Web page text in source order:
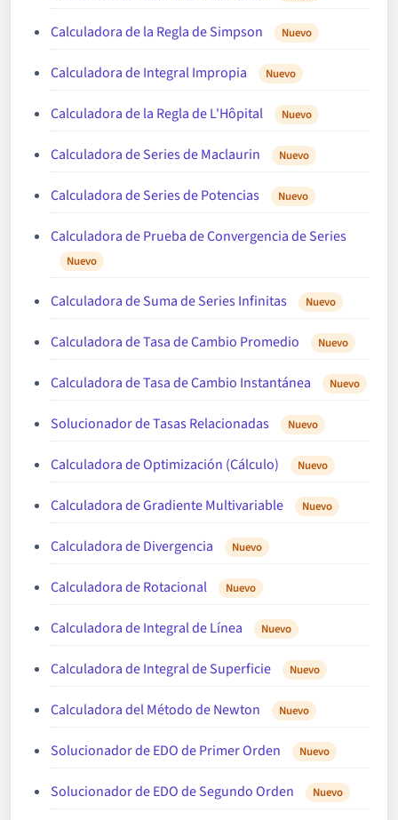
Calculadora de la Regla de Simpson Nuevo
Calculadora de Integral Impropia Nuevo
Calculadora de la Regla de L'Hôpital Nuevo
Calculadora de Series de Maclaurin Nuevo
Calculadora de Series de Potencias Nuevo
Calculadora de Prueba de Convergencia de Series
Nuevo
Calculadora de Suma de Series Infinitas Nuevo
Calculadora de Tasa de Cambio Promedio Nuevo
Calculadora de Tasa de Cambio Instantánea Nuevo
Solucionador de Tasas Relacionadas Nuevo
Calculadora de Optimización (Cálculo) Nuevo
Calculadora de Gradiente Multivariable Nuevo
Calculadora de Divergencia Nuevo
Calculadora de Rotacional Nuevo
Calculadora de Integral de Línea Nuevo
Calculadora de Integral de Superficie Nuevo
Calculadora del Método de Newton Nuevo
Solucionador de EDO de Primer Orden Nuevo
Solucionador de EDO de Segundo Orden Nuevo